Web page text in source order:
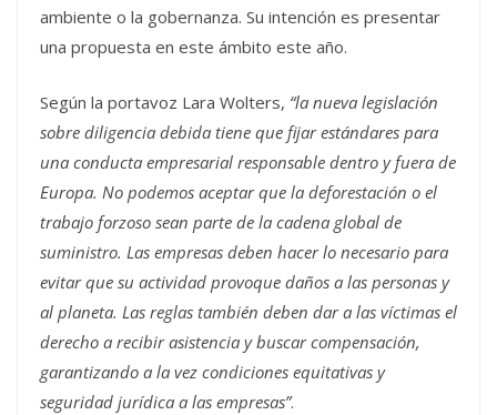
ambiente o la gobernanza. Su intención es presentar
una propuesta en este ámbito este año.
Según la portavoz Lara Wolters, “la nueva legislación
sobre diligencia debida tiene que fijar estándares para
una conducta empresarial responsable dentro y fuera de
Europa. No podemos aceptar que la deforestación o el
trabajo forzoso sean parte de la cadena global de
suministro. Las empresas deben hacer lo necesario para
evitar que su actividad provoque daños a las personas y
al planeta. Las reglas también deben dar a las víctimas el
derecho a recibir asistencia y buscar compensación,
garantizando a la vez condiciones equitativas y
seguridad jurídica a las empresas”.